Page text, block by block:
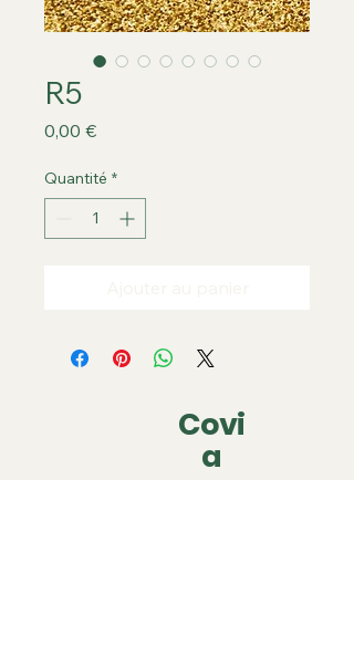
R5
0,00 €Prix
Quantité *
Covi
a